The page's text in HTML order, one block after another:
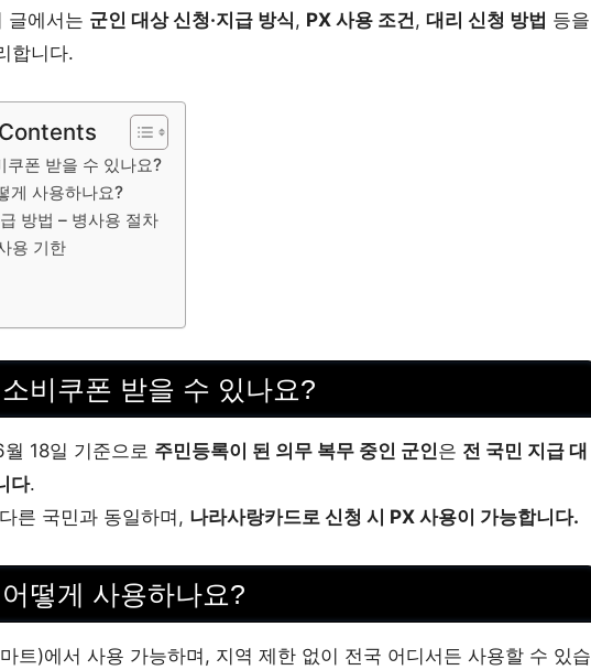
글에서는 군인 대상 신청·지급 방식, PX 사용 조건, 대리 신청 방법 등을
합니다.
쿠폰 받을 수 있나요?
게 사용하나요?
방법 – 병사용 절차
용 기한
비쿠폰 받을 수 있나요?
18일 기준으로 주민등록이 된 의무 복무 중인 군인은 전 국민 지급 대
다.
른 국민과 동일하며, 나라사랑카드로 신청 시 PX 사용이 가능합니다.
떻게 사용하나요?
트)에서 사용 가능하며, 지역 제한 없이 전국 어디서든 사용할 수 있습